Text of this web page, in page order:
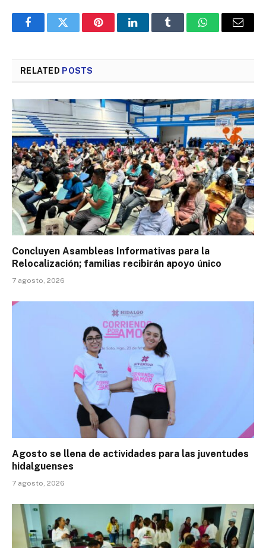
FacebookTwitter PinterestLinkedInTumblr WhatsAppEmail
RELATED POSTS
Concluyen Asambleas Informativas para la
Relocalización; familias recibirán apoyo único
7 agosto, 2026
Agosto se llena de actividades para las juventudes
hidalguenses
7 agosto, 2026